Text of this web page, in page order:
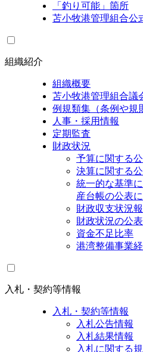
「釣り可能」箇所
苫小牧港管理組合公
組織紹介
組織概要
苫小牧港管理組合議
例規類集（条例や規
人事・採用情報
定期監査
財政状況
予算に関する
決算に関する
統一的な基準
産台帳の公表
財政収支状況
財政状況の公表
資金不足比率
港湾整備事業
入札・契約等情報
入札・契約等情報
入札公告情報
入札結果情報
入札に関する